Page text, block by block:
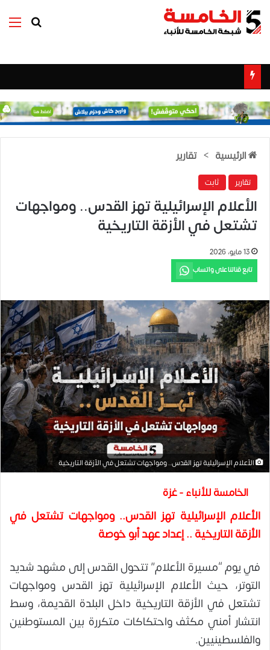
بحث عن
الرئيسية > تقارير
تقارير ثابت
الأعلام الإسرائيلية تهز القدس.. ومواجهات
تشتعل في الأزقة التاريخية
13 مايو، 2026
تابع قناتنا على واتساب
الأعلام الإسرائيلية تهز القدس.. ومواجهات تشتعل في الأزقة التاريخية
الخامسة للأنباء - غزة
الأعلام الإسرائيلية تهز القدس.. ومواجهات تشتعل في
الأزقة التاريخية .. إعداد عهد أبو خوصة
في يوم “مسيرة الأعلام” تتحول القدس إلى مشهد شديد
التوتر، حيث الأعلام الإسرائيلية تهز القدس ومواجهات
تشتعل في الأزقة التاريخية داخل البلدة القديمة، وسط
انتشار أمني مكثف واحتكاكات متكررة بين المستوطنين
والفلسطينيين.